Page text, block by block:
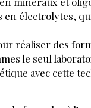
pour